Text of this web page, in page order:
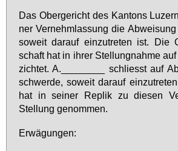
Das Ober­ge­richt des Kan­tons
ner Ver­nehm­las­sung die
so­weit dar­auf ein­zu­tre­ten ist. Die
schaft hat in ih­rer Stel­lung­nah­me
zich­tet. A.________ schliesst auf
schwer­de, so­weit dar­auf ein­zu­tre­ten
hat in sei­ner Re­plik zu die­sen
Stel­lung ge­nom­men.
Er­wä­gun­gen: